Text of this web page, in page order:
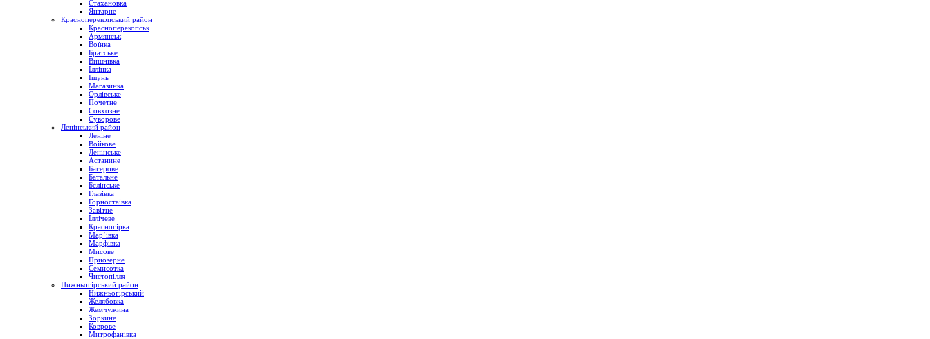
Стахановка
Янтарне
Красноперекопський район
Красноперекопськ
Армянськ
Воїнка
Братське
Вишнівка
Іллінка
Ішунь
Магазинка
Орлівське
Почетне
Совхозне
Суворове
Ленінський район
Леніне
Войкове
Ленінське
Астанине
Багерове
Батальне
Бєлінське
Глазівка
Горностаївка
Завітне
Іллічеве
Красногірка
Мар’ївка
Марфівка
Мисове
Приозерне
Семисотка
Чистопілля
Нижньогірський район
Нижньогірський
Желябовка
Жемчужина
Зоркине
Коврове
Митрофанівка